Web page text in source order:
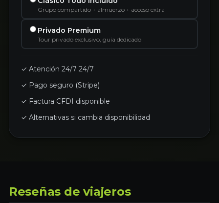
Grupo compartido + almuerzo + acceso extra
Privado Premium
Tour privado exclusivo, guía dedicado
✓ Atención 24/7 24/7
✓ Pago seguro (Stripe)
✓ Factura CFDI disponible
✓ Alternativas si cambia disponibilidad
Reseñas de viajeros